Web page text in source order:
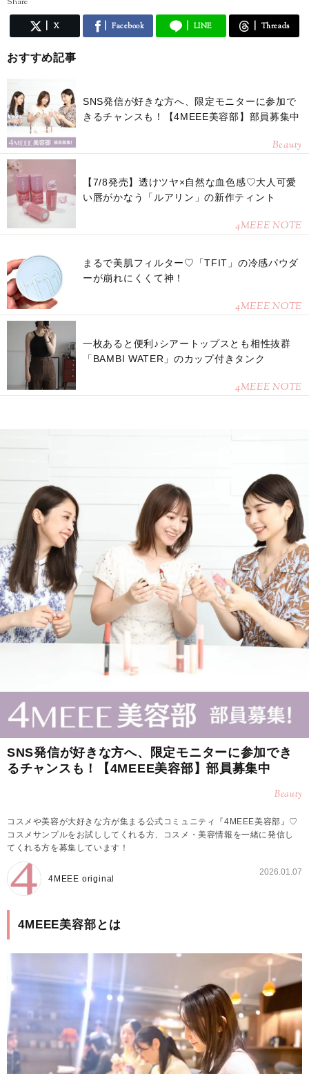
X Facebook LINE Threads
おすすめ記事
SNS発信が好きな方へ、限定モニターに参加で
きるチャンスも！【4MEEE美容部】部員募集中
Beauty
【7/8発売】透けツヤ×自然な血色感♡大人可愛
い唇がかなう「ルアリン」の新作ティント
4MEEE NOTE
まるで美肌フィルター♡「TFIT」の冷感パウダ
ーが崩れにくくて神！
4MEEE NOTE
一枚あると便利♪シアートップスとも相性抜群
「BAMBI WATER」のカップ付きタンク
4MEEE NOTE
SNS発信が好きな方へ、限定モニターに参加でき
るチャンスも！【4MEEE美容部】部員募集中
Beauty
コスメや美容が大好きな方が集まる公式コミュニティ『4MEEE美容部』♡
コスメサンプルをお試ししてくれる方、コスメ・美容情報を一緒に発信し
てくれる方を募集しています！
4MEEE original
2026.01.07
4MEEE美容部とは